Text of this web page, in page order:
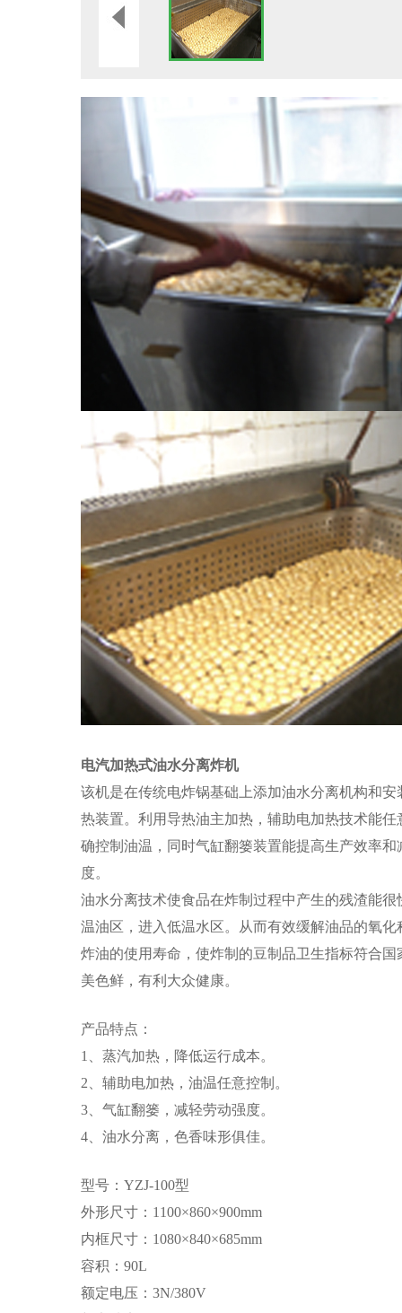
电汽加热式油水分离炸机
该机是在传统电炸锅基础上添加油水分离机构和安
热装置。利用导热油主加热，辅助电加热技术能任
确控制油温，同时气缸翻篓装置能提高生产效率和
度。
油水分离技术使食品在炸制过程中产生的残渣能很
温油区，进入低温水区。从而有效缓解油品的氧化
炸油的使用寿命，使炸制的豆制品卫生指标符合国
美色鲜，有利大众健康。
产品特点：
1、蒸汽加热，降低运行成本。
2、辅助电加热，油温任意控制。
3、气缸翻篓，减轻劳动强度。
4、油水分离，色香味形俱佳。
型号：YZJ-100型
外形尺寸：1100×860×900mm
内框尺寸：1080×840×685mm
容积：90L
额定电压：3N/380V